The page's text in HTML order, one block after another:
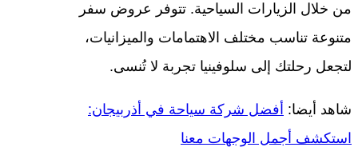
من خلال الزيارات السياحية. تتوفر عروض سفر
متنوعة تناسب مختلف الاهتمامات والميزانيات،
لتجعل رحلتك إلى سلوفينيا تجربة لا تُنسى.
شاهد أيضا: أفضل شركة سياحة في أذربيجان:
استكشف أجمل الوجهات معنا